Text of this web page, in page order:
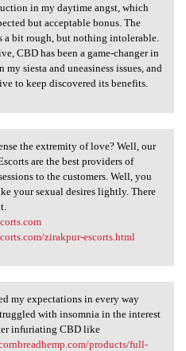
in my daytime angst, which
but acceptable bonus. The
a bit rough, but nothing intolerable.
CBD has been a game-changer in
my siesta and uneasiness issues, and
to keep discovered its benefits.
the
the extremity of love? Well, our
are the best providers of
to the customers. Well, you
your sexual desires lightly. There
zirakpur-escorts.html
my expectations
my expectations in every way
with insomnia in the interest
infuriating CBD like
products/full-